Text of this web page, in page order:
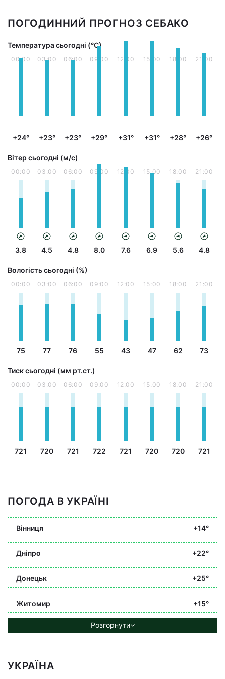
ПОГОДИННИЙ ПРОГНОЗ СЕБАКО
Температура сьогодні (°С)
00:00
+24°
03:00
+23°
06:00
+23°
09:00
+29°
12:00
+31°
15:00
+31°
18:00
+28°
21:00
+26°
Вітер сьогодні (м/с)
00:00
3.8
03:00
4.5
06:00
4.8
09:00
8.0
12:00
7.6
15:00
6.9
18:00
5.6
21:00
4.8
Вологість сьогодні (%)
00:00
75
03:00
77
06:00
76
09:00
55
12:00
43
15:00
47
18:00
62
21:00
73
Тиск сьогодні (мм рт.ст.)
00:00
721
03:00
720
06:00
721
09:00
722
12:00
721
15:00
720
18:00
720
21:00
721
ПОГОДА В УКРАЇНІ
Вінниця +14°
Дніпро +22°
Донецьк +25°
Житомир +15°
Розгорнути
УКРАЇНА